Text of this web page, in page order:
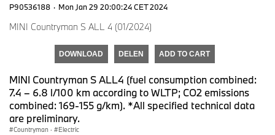
P90536188 · Mon Jan 29 20:00:24 CET 2024
MINI Countryman S ALL 4 (01/2024)
DOWNLOAD DELEN ADD TO CART
MINI Countryman S ALL4 (fuel consumption combined:
7.4 – 6.8 l/100 km according to WLTP; CO2 emissions
combined: 169-155 g/km). *All specified technical data
are preliminary.
Countryman · Electric